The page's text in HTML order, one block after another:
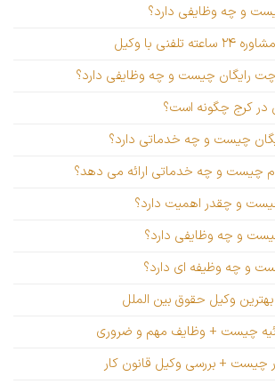
و چه وظایفی دارد؟
با وکیل
چت رایگان چیست و چه وظایفی دارد؟
در کرج چگونه است؟
چیست و چه خدماتی دارد؟
چیست و چه خدماتی ارائه می دهد؟
و چقدر اهمیت دارد؟
و چه وظایفی دارد؟
و چه وظیفه ای دارد؟
وکیل حقوق بین الملل
چیست + وظایف مهم و ضروری
چیست + بررسی وکیل قانون کار